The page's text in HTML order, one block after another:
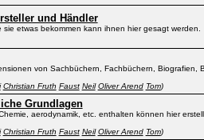
und Händler
sie etwas bekommen kann ihnen hier gesagt werden.
von Sachbüchern, Fachbüchern, Biografien,
Christian Fruth Faust Neil Oliver Arend Tom)
Grundlagen
aerodynamik, etc. enthalten können hier
Christian Fruth Faust Neil Oliver Arend Tom)